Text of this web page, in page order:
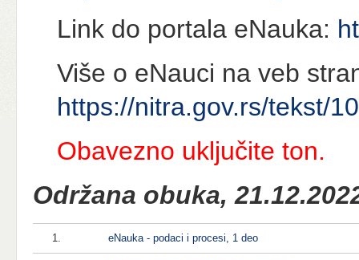
Link do portala eNauka:
Više o eNauci na veb
https://nitra.gov.rs/tekst/
Obavezno uključite ton.
Održana obuka,
1. eNauka - podaci i procesi, 1 deo